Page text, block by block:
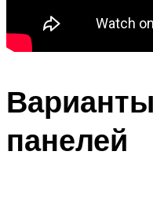
панелей